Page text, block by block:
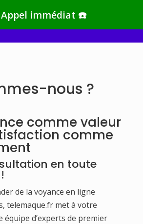
fopa.fr
nous ?
comme valeur
comme
en toute
de la voyance en ligne
telemaque.fr met à votre
équipe d’experts de premier
Appel immédiat ☎️